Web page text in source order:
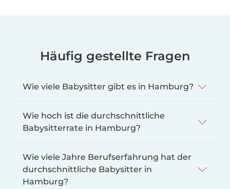
Häufig gestellte Fragen
Wie viele Babysitter gibt es in Hamburg?
Wie hoch ist die durchschnittliche
Babysitterrate in Hamburg?
Wie viele Jahre Berufserfahrung hat der
durchschnittliche Babysitter in
Hamburg?